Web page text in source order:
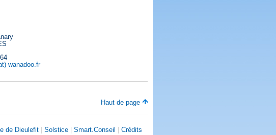
wanadoo.fr
Haut de page
de Dieulefit Solstice Smart.Conseil Crédits